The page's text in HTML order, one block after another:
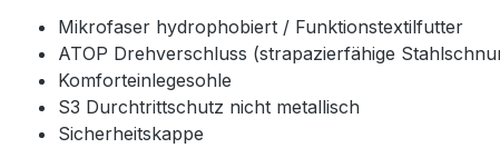
Mikrofaser hydrophobiert / Funktionstextilfutter
ATOP Drehverschluss (strapazierfähige
Komforteinlegesohle
S3 Durchtrittschutz nicht metallisch
Sicherheitskappe